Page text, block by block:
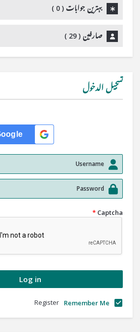
بہترین جوابات ( 0
)
صارفین ( 29
)
تسجيل الدخول
Captcha
*
Remember Me
Register